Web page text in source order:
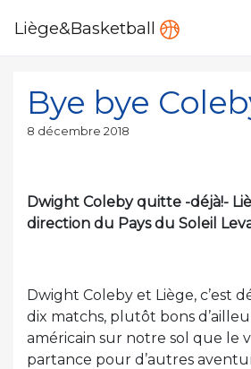
Liège&Basketball
Bye bye
Publié
8 décembre 2018
Dwight Coleby quitte -déjà!-
direction du Pays du Soleil
Dwight Coleby et Liège, c’est
dix matchs, plutôt bons
américain sur notre sol que le
partance pour d’autres